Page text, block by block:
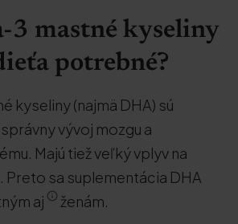
3 mastné kyseliny
potrebné?
kyseliny (najmä DHA) sú
vývoj mozgu a
Majú tiež veľký vplyv na
Preto sa suplementácia DHA
aj
ženám.